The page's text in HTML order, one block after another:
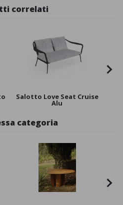
correlati
Salotto Love Seat Cruise
Alu
categoria